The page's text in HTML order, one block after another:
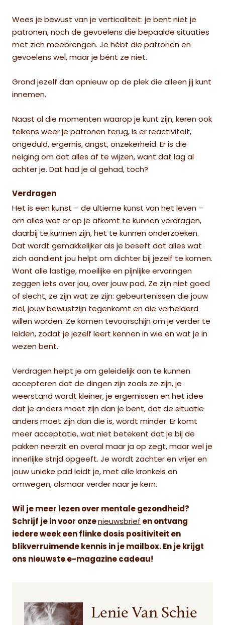
Wees je bewust van je verticaliteit: je bent niet je
patronen, noch de gevoelens die bepaalde situaties
met zich meebrengen. Je hébt die patronen en
gevoelens wel, maar je bént ze niet.
Grond jezelf dan opnieuw op de plek die alleen jij kunt
innemen.
Naast al die momenten waarop je kunt zijn, keren ook
telkens weer je patronen terug, is er reactiviteit,
ongeduld, ergernis, angst, onzekerheid. Er is die
neiging om dat alles af te wijzen, want dat lag al
achter je. Dat had je al gehad, toch?
Verdragen
Het is een kunst – de ultieme kunst van het leven –
om alles wat er op je afkomt te kunnen verdragen,
daarbij te kunnen zijn, het te kunnen onderzoeken.
Dat wordt gemakkelijker als je beseft dat alles wat
zich aandient jou helpt om dichter bij jezelf te komen.
Want alle lastige, moeilijke en pijnlijke ervaringen
zeggen iets over jou, over jouw pad. Ze zijn niet goed
of slecht, ze zijn wat ze zijn: gebeurtenissen die jouw
ziel, jouw bewustzijn tegenkomt en die verhelderd
willen worden. Ze komen tevoorschijn om je verder te
leiden, zodat je jezelf leert kennen in wie en wat je in
wezen bent.
Verdragen helpt je om geleidelijk aan te kunnen
accepteren dat de dingen zijn zoals ze zijn, je
weerstand wordt kleiner, je ergernissen en het idee
dat je anders moet zijn dan je bent, dat de situatie
anders moet zijn dan die is, wordt minder. Er komt
meer acceptatie, wat niet betekent dat je bij de
pakken neerzit en overal maar ja op zegt, maar wel je
innerlijke strijd opgeeft. Je wordt zachter en vrijer en
jouw unieke pad leidt je, met alle kronkels en
omwegen, alsmaar verder naar je kern.
Wil je meer lezen over mentale gezondheid?
Schrijf je in voor onze nieuwsbrief en ontvang
iedere week een flinke dosis positiviteit en
blikverruimende kennis in je mailbox. En je krijgt
ons nieuwste e-magazine cadeau!
Lenie Van Schie